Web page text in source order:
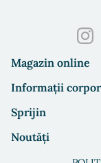
Magazin online
Informații
Sprijin
Noutăți